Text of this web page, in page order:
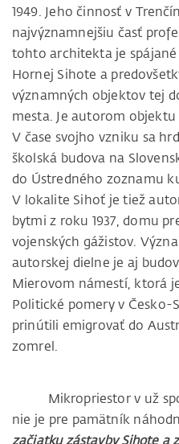
1949. Jeho činnosť v
najvýznamnejšiu časť
tohto architekta je
Hornej Sihote a
významných objektov tej
mesta. Je autorom
V čase svojho vzniku sa
školská budova na
do Ústredného zoznamu
V lokalite Sihoť je tiež
bytmi z roku 1937, domu
vojenských gážistov.
autorskej dielne je aj
Mierovom námestí, ktorá
Politické pomery v Česko-
prinútili emigrovať do
zomrel.
Mikropriestor v už
nie je pre pamätník
začiatku zástavby Sihote a